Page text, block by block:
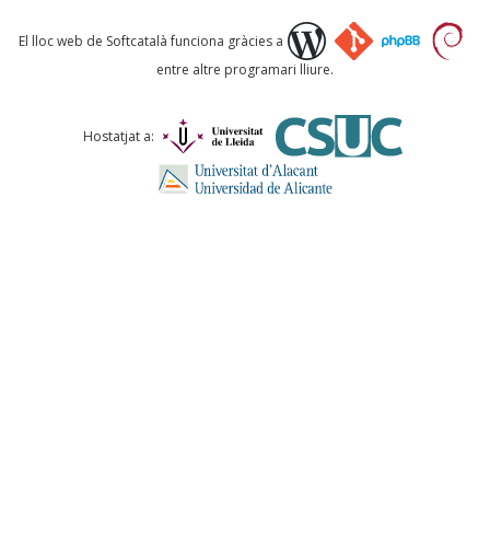
Què proposeu?
Comentari *
El lloc web de Softcatalà funciona gràcies a
entre altre programari lliure.
Hostatjat a: